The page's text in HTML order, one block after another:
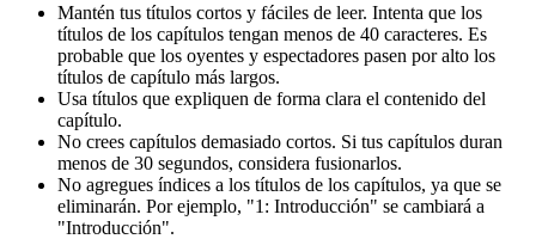
Mantén tus títulos cortos y fáciles de leer. Intenta que los
títulos de los capítulos tengan menos de 40 caracteres. Es
probable que los oyentes y espectadores pasen por alto los
títulos de capítulo más largos.
Usa títulos que expliquen de forma clara el contenido del
capítulo.
No crees capítulos demasiado cortos. Si tus capítulos duran
menos de 30 segundos, considera fusionarlos.
No agregues índices a los títulos de los capítulos, ya que se
eliminarán. Por ejemplo, "1: Introducción" se cambiará a
"Introducción".